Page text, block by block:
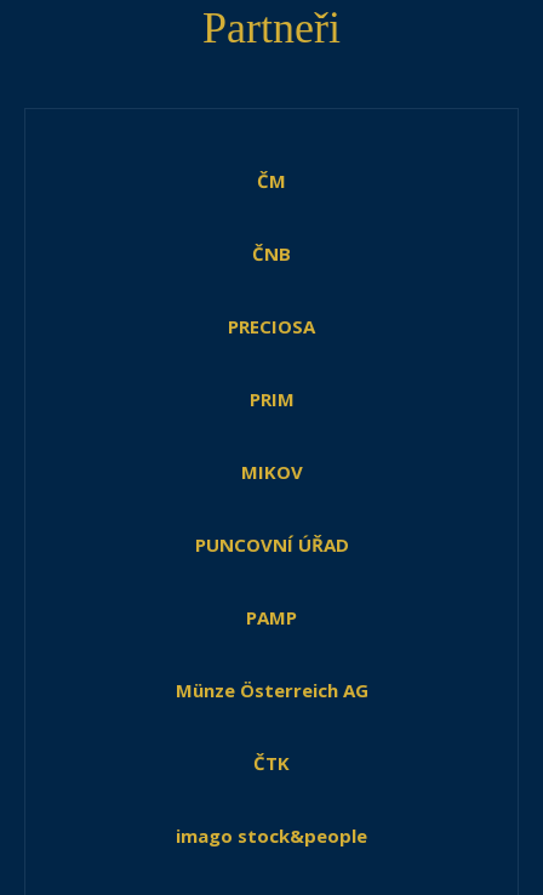
Partneři
ČM
ČNB
PRECIOSA
PRIM
MIKOV
PUNCOVNÍ ÚŘAD
PAMP
Münze Österreich AG
ČTK
imago stock&people